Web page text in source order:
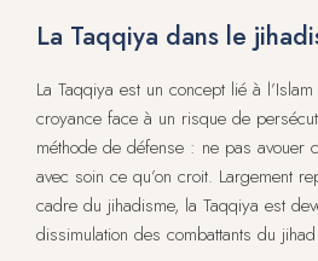
La Taqqiya dans le
La Taqqiya est un concept lié à
croyance face à un risque de
méthode de défense : ne pas avouer
avec soin ce qu’on croit. Largement
cadre du jihadisme, la Taqqiya est
dissimulation des combattants du